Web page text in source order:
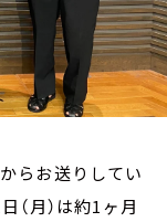
らお送りしてい
（月）は約1ヶ月